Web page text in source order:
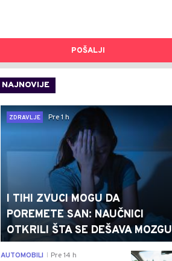
POŠALJI
NAJNOVIJE
ZDRAVLJE
Pre 1 h
I TIHI ZVUCI MOGU DA
POREMETE SAN: NAUČNICI
OTKRILI ŠTA SE DEŠAVA MOZGU
AUTOMOBILI Pre 14 h